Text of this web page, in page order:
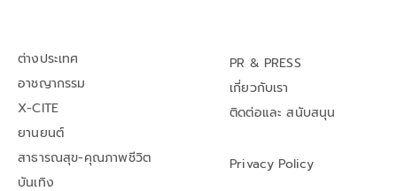
ต่างประเทศ
อาชญากรรม
X-CITE
ยานยนต์
สาธารณสุข-คุณภาพชีวิต
บันเทิง
PR & PRESS
เกี่ยวกับเรา
ติดต่อและ สนับสนุน
Privacy Policy